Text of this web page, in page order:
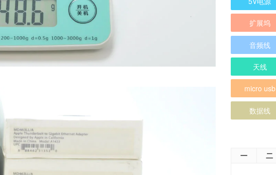
扩展坞
音频线
天线
micro usb
数据线
一 二